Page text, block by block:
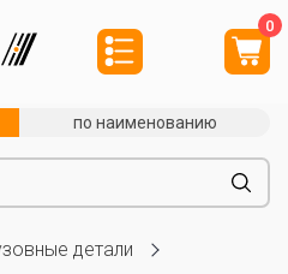
0
по наименованию
детали